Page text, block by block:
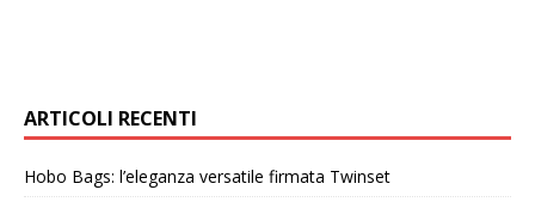
ARTICOLI RECENTI
Hobo Bags: l’eleganza versatile firmata Twinset